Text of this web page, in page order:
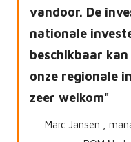
vandoor. De
nationale
beschikbaar
onze regionale
zeer welkom
Marc Jansen ,